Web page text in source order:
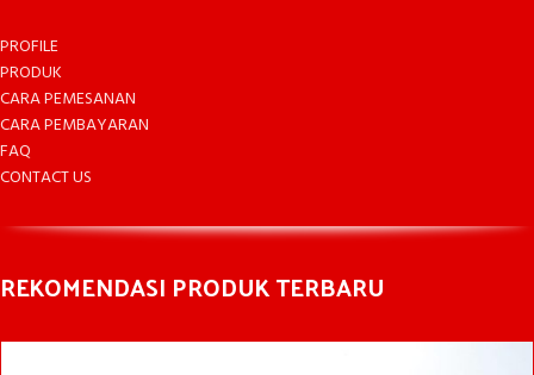
PROFILE
PRODUK
CARA PEMESANAN
CARA PEMBAYARAN
FAQ
CONTACT US
REKOMENDASI PRODUK TERBARU